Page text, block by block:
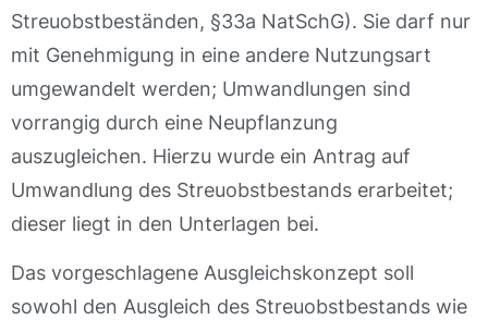
Streuobstbeständen, §33a NatSchG). Sie darf nur
mit Genehmigung in eine andere Nutzungsart
umgewandelt werden; Umwandlungen sind
vorrangig durch eine Neupflanzung
auszugleichen. Hierzu wurde ein Antrag auf
Umwandlung des Streuobstbestands erarbeitet;
dieser liegt in den Unterlagen bei.
Das vorgeschlagene Ausgleichskonzept soll
sowohl den Ausgleich des Streuobstbestands wie